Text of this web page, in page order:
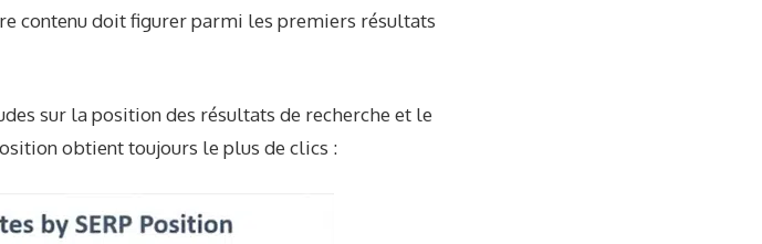
contenu doit figurer parmi les premiers résultats
sur la position des résultats de recherche et le
obtient toujours le plus de clics :